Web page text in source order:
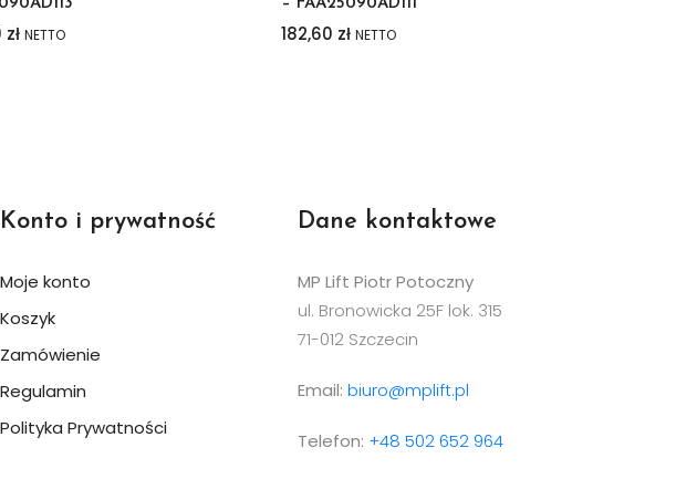
zł NETTO
– FAA25090AD111
182,60 zł NETTO
Konto i prywatność
Moje konto
Koszyk
Zamówienie
Regulamin
Polityka Prywatności
Dane kontaktowe
MP Lift Piotr Potoczny
ul. Bronowicka 25F lok. 315
71-012 Szczecin
Email:biuro@mplift.pl
Telefon: +48 502 652 964